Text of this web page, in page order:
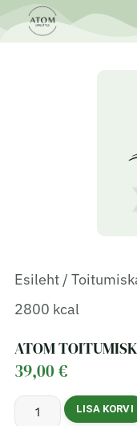
Esileht/
2800 kcal
ATOM
39,00 €
LISA KORVI